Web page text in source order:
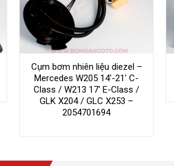
Cụm bơm nhiên liệu diezel –
Mercedes W205 14′-21′ C-
Class / W213 17′ E-Class /
GLK X204 / GLC X253 –
2054701694